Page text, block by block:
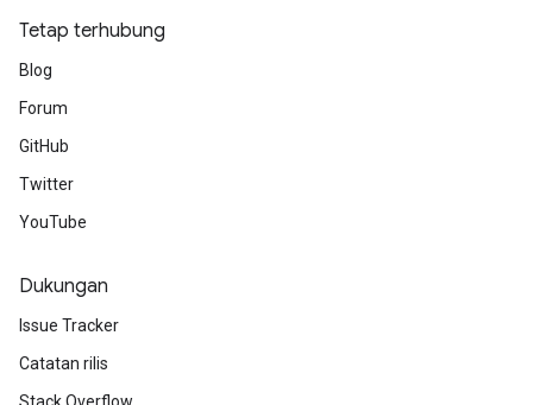
Tetap terhubung
Blog
Forum
GitHub
Twitter
YouTube
Dukungan
Issue Tracker
Catatan rilis